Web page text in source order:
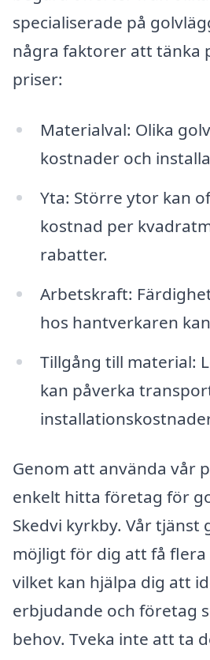
specialiserade på
några faktorer att tänka
priser:
Materialval: Olika
kostnader och
Yta: Större ytor kan
kostnad per
rabatter.
Arbetskraft:
hos hantverkaren
Tillgång till material:
kan påverka
Genom att använda vår
enkelt hitta företag för
Skedvi kyrkby. Vår tjänst
möjligt för dig att få
vilket kan hjälpa dig att
erbjudande och företag
behov. Tveka inte att ta